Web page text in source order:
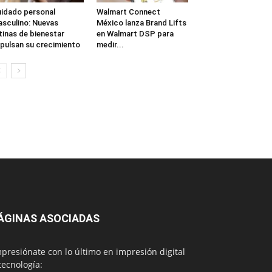
personal
Nuevas
de bienestar
su crecimiento
Walmart Connect
México lanza Brand Lifts
en Walmart DSP para
medir...
ASOCIADAS
con lo último en impresión digital